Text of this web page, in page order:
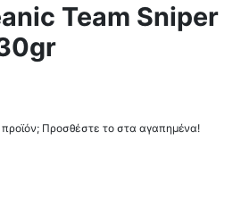
Team Sniper
Προσθέστε το στα αγαπημένα!